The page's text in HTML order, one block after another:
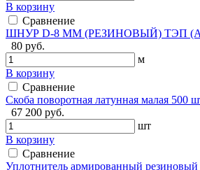
В корзину
Сравнение
ШНУР D-8 ММ (РЕЗИНОВЫЙ) ТЭП
80 руб.
м
В корзину
Сравнение
Скоба поворотная латунная малая 500
67 200 руб.
шт
В корзину
Сравнение
Уплотнитель армированный